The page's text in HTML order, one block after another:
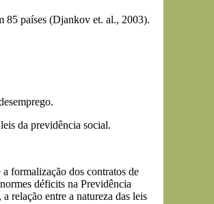
85 países (Djankov et. al., 2003).
da previdência social.
formalização dos contratos de
déficits na Previdência
relação entre a natureza das leis